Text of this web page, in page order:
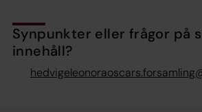
Synpunkter eller frågor på
innehåll?